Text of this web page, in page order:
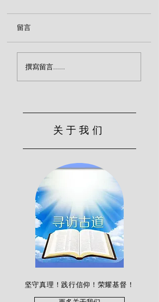
克）
留言
撰寫留言......
关于我们
坚守真理！践行信仰！荣耀基督！